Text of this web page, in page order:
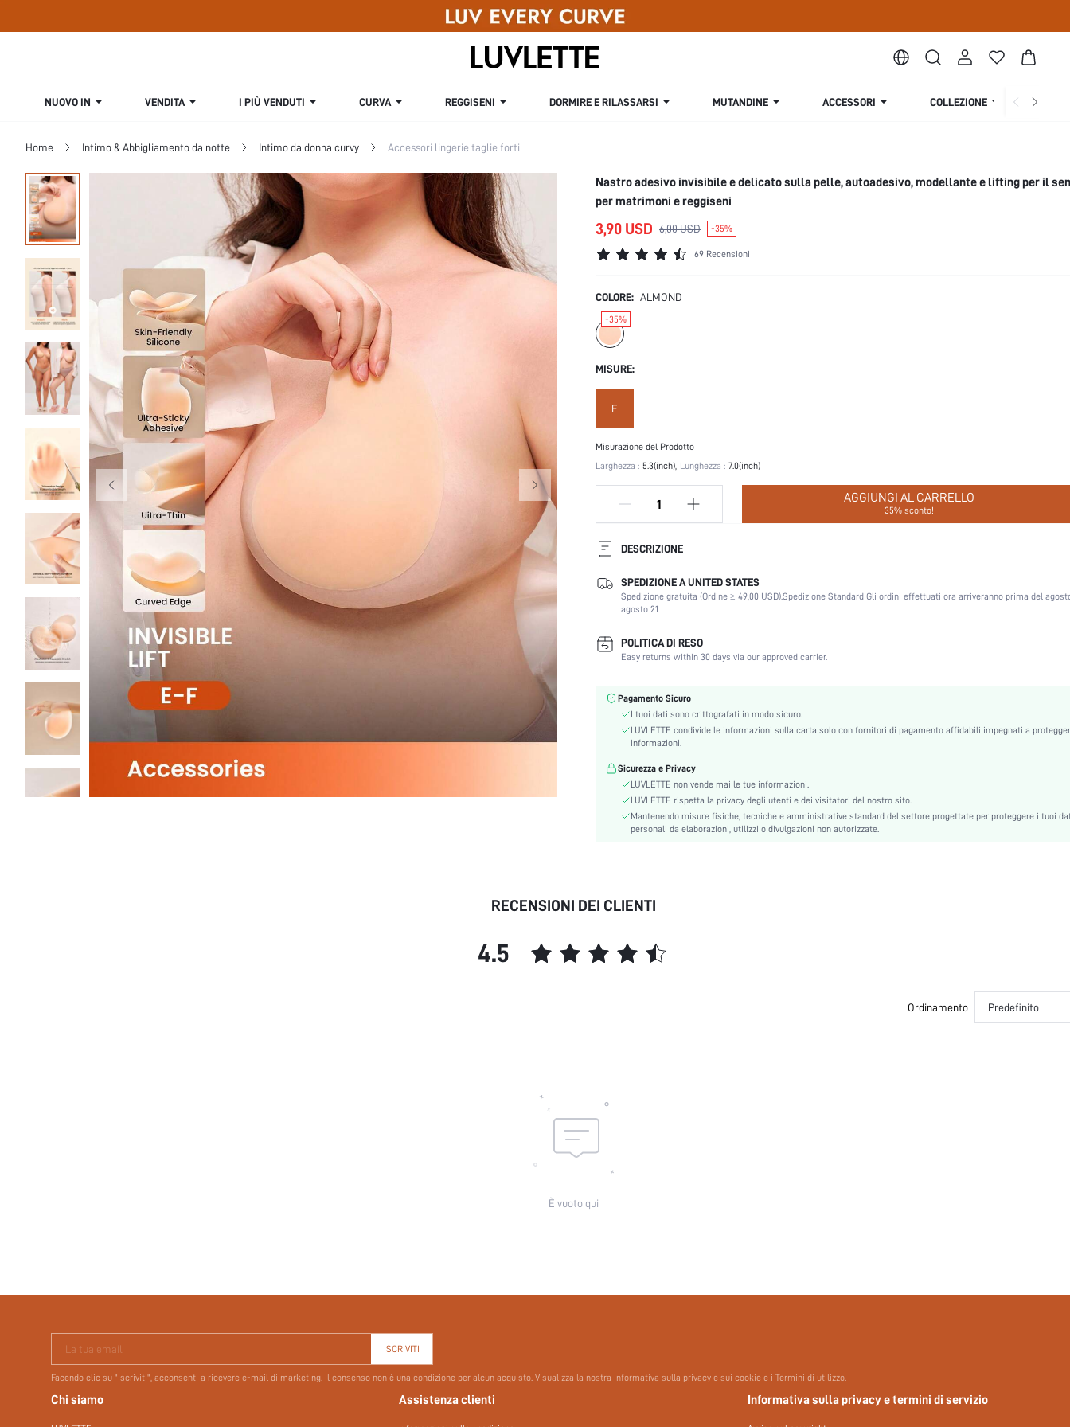
NUOVO IN VENDITA I PIÙ VENDUTI CURVA REGGISENI DORMIRE E RILASSARSI MUTANDINE ACCESSORI COLLEZIONE
Home Intimo & Abbigliamento da notte Intimo da donna curvy Accessori lingerie taglie forti
Nastro adesivo invisibile e delicato sulla pelle, autoadesivo, modellante e lifting per il
per matrimoni e reggiseni
3,90 USD 6,00 USD -35%
69 Recensioni
COLORE: ALMOND
-35%
MISURE:
E
Misurazione del Prodotto
Larghezza : 5.3(inch) Lunghezza : 7.0(inch)
AGGIUNGI AL CARRELLO
35% sconto!
DESCRIZIONE
Tessuto:
Silicone
Colore:
Almond
Tipo:
Numero di pezzi:
Set da 2 pezzi
Stile:
Tipo di motivo:
Colore unico
Caratteristiche:
Invisibile
Scene:
Istruzioni Lavaggio:
Lavare a mano (non lavare a secco)
si251204883399333942
393672236
SPEDIZIONE A UNITED STATES
Spedizione gratuita (Ordine ≥ 49,00 USD).Spedizione Standard Gli ordini effettuati ora arriveranno prima del
agosto 21
POLITICA DI RESO
Easy returns within 30 days via our approved carrier.
Pagamento Sicuro
I tuoi dati sono crittografati in modo sicuro.
LUVLETTE condivide le informazioni sulla carta solo con fornitori di pagamento affidabili impegnati a
informazioni.
Sicurezza e Privacy
LUVLETTE non vende mai le tue informazioni.
LUVLETTE rispetta la privacy degli utenti e dei visitatori del nostro sito.
Mantenendo misure fisiche, tecniche e amministrative standard del settore progettate per proteggere i tuoi
personali da elaborazioni, utilizzi o divulgazioni non autorizzate.
RECENSIONI DEI CLIENTI
4.5
Ordinamento Predefinito
È vuoto qui
La tua email ISCRIVITI
Facendo clic su "Iscriviti", acconsenti a ricevere e-mail di marketing. Il consenso non è una condizione per alcun acquisto. Visualizza la nostra Informativa sulla privacy e sui cookie e i Termini di utilizzo.
Chi siamo Assistenza clienti Informativa sulla privacy e termini di servizio